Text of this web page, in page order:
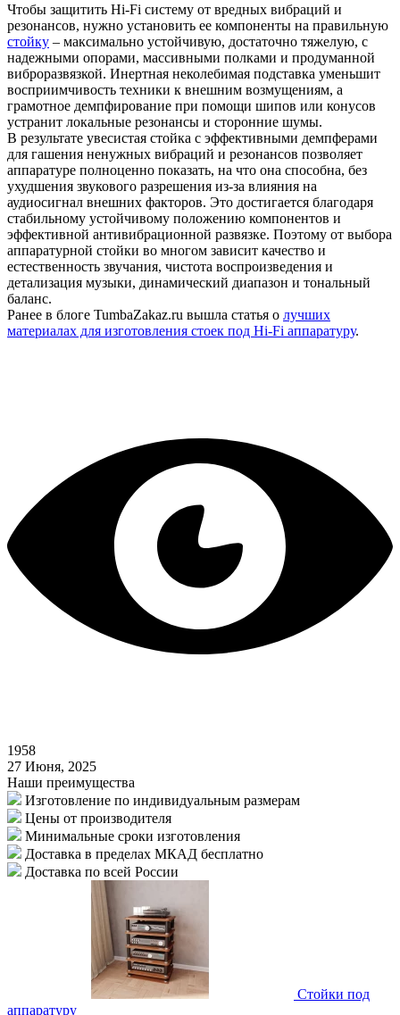
Чтобы защитить Hi-Fi систему от вредных вибраций и
резонансов, нужно установить ее компоненты на правильную
стойку – максимально устойчивую, достаточно тяжелую, с
надежными опорами, массивными полками и продуманной
виброразвязкой. Инертная неколебимая подставка уменьшит
восприимчивость техники к внешним возмущениям, а
грамотное демпфирование при помощи шипов или конусов
устранит локальные резонансы и сторонние шумы.
В результате увесистая стойка с эффективными демпферами
для гашения ненужных вибраций и резонансов позволяет
аппаратуре полноценно показать, на что она способна, без
ухудшения звукового разрешения из-за влияния на
аудиосигнал внешних факторов. Это достигается благодаря
стабильному устойчивому положению компонентов и
эффективной антивибрационной развязке. Поэтому от выбора
аппаратурной стойки во многом зависит качество и
естественность звучания, чистота воспроизведения и
детализация музыки, динамический диапазон и тональный
баланс.
Ранее в блоге TumbaZakaz.ru вышла статья о лучших
материалах для изготовления стоек под Hi-Fi аппаратуру.
1958
27 Июня, 2025
Наши преимущества
Изготовление по индивидуальным размерам
Цены от производителя
Минимальные сроки изготовления
Доставка в пределах МКАД бесплатно
Доставка по всей России
Стойки под
аппаратуру